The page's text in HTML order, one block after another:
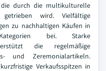
die durch die multikulturelle
wird. Vielfältige
zu nachhaltigen Käufen in
bei. Starke
die regelmäßige
und Zeremonialartikeln.
Verkaufsspitzen in